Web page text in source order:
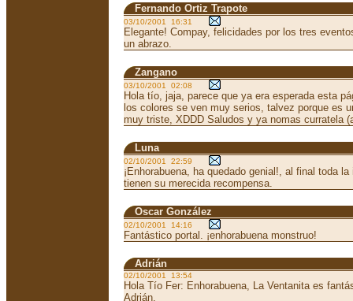
Fernando Ortiz Trapote
03/10/2001 16:31
Elegante! Compay, felicidades por los tres
un abrazo.
Zangano
03/10/2001 02:08
Hola tío, jaja, parece que ya era esperada esta
los colores se ven muy serios, talvez porque es
muy triste, XDDD Saludos y ya nomas curratela
Luna
02/10/2001 22:59
¡Enhorabuena, ha quedado genial!, al final toda
tienen su merecida recompensa.
Oscar González
02/10/2001 14:16
Fantástico portal. ¡enhorabuena monstruo!
Adrián
02/10/2001 13:54
Hola Tío Fer: Enhorabuena, La Ventanita es
Adrián.